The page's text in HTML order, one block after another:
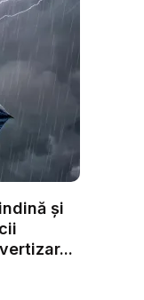
și